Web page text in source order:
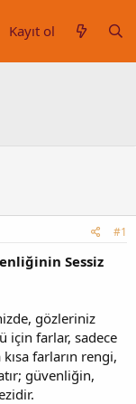
Kayıt ol
#1
Sessiz
gözleriniz
için farlar, sadece
farların rengi,
güvenliğin,